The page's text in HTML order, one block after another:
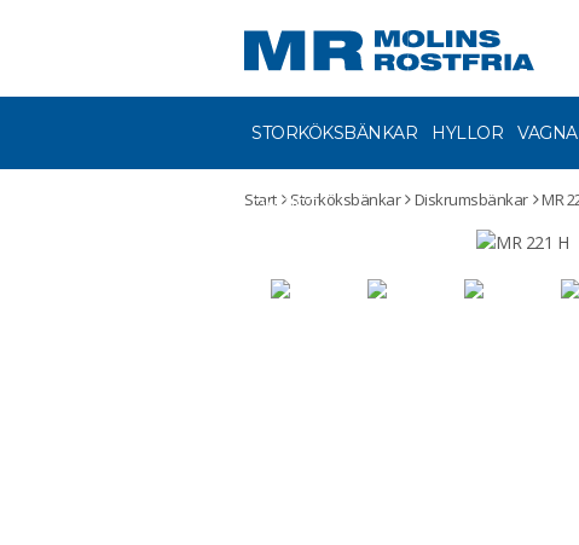
STORKÖKSBÄNKAR HYLLOR
ÖVRIGT
Start Storköksbänkar Diskrumsbänkar MR